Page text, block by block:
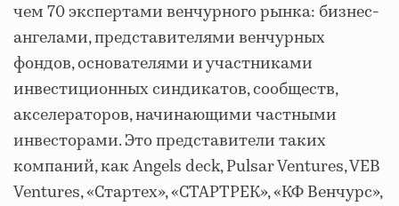
чем 70 экспертами венчурного рынка: бизнес-
ангелами, представителями венчурных
фондов, основателями и участниками
инвестиционных синдикатов, сообществ,
акселераторов, начинающими частными
инвесторами. Это представители таких
компаний, как Angels deck, Pulsar Ventures, VEB
Ventures, «Стартех», «СТАРТРЕК», «КФ Венчурс»,